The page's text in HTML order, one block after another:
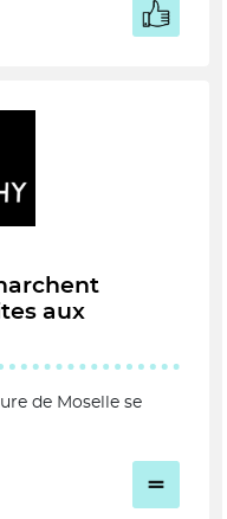
aux
de Moselle se